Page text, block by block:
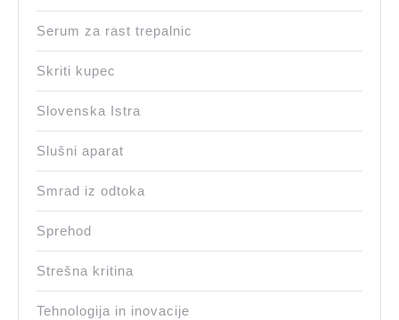
Serum za rast trepalnic
Skriti kupec
Slovenska Istra
Slušni aparat
Smrad iz odtoka
Sprehod
Strešna kritina
Tehnologija in inovacije